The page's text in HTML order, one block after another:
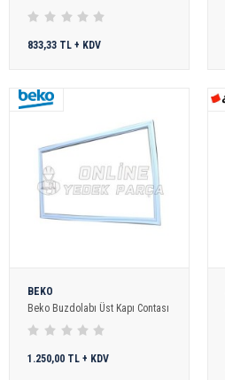
833,33 TL + KDV
BEKO
Beko Buzdolabı Üst Kapı Contası
1.250,00 TL + KDV